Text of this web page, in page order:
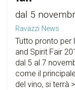
dal 5
Ravazzi News
Tutto pronto per
and Spirit Fair
dal 5 al 7
come il
del vino, si terrà